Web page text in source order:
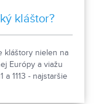
kláštor?
kláštory nielen na
Európy a viažu
a 1113 - najstaršie